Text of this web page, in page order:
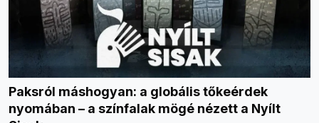
Paksról máshogyan: a globális tőkeérdek
nyomában – a színfalak mögé nézett a Nyílt